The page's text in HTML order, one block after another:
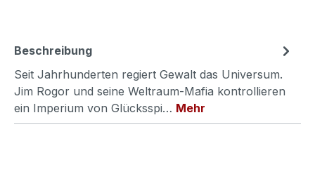
Beschreibung
Seit Jahrhunderten regiert Gewalt das Universum.
Jim Rogor und seine Weltraum-Mafia kontrollieren
ein Imperium von Glücksspi… Mehr